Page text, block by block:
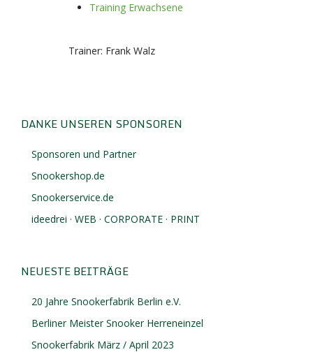
Training Erwachsene
Trainer: Frank Walz
DANKE UNSEREN SPONSOREN
Sponsoren und Partner
Snookershop.de
Snookerservice.de
ideedrei · WEB · CORPORATE · PRINT
NEUESTE BEITRÄGE
20 Jahre Snookerfabrik Berlin e.V.
Berliner Meister Snooker Herreneinzel
Snookerfabrik März / April 2023